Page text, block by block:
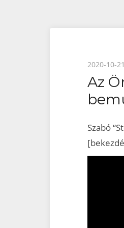
Posted
on
2020-10-21
Az
Szabó